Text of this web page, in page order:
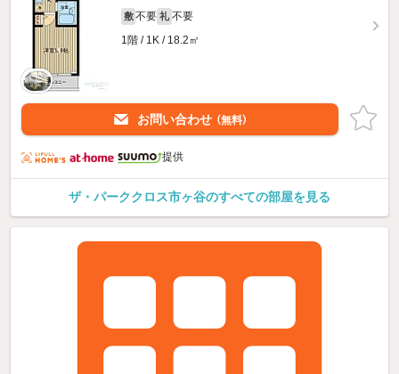
敷 不要 礼 不要
1階 / 1K / 18.2㎡
お問い合わせ （無料）
提供
ザ・パーククロス市ヶ谷のすべての部屋を見る